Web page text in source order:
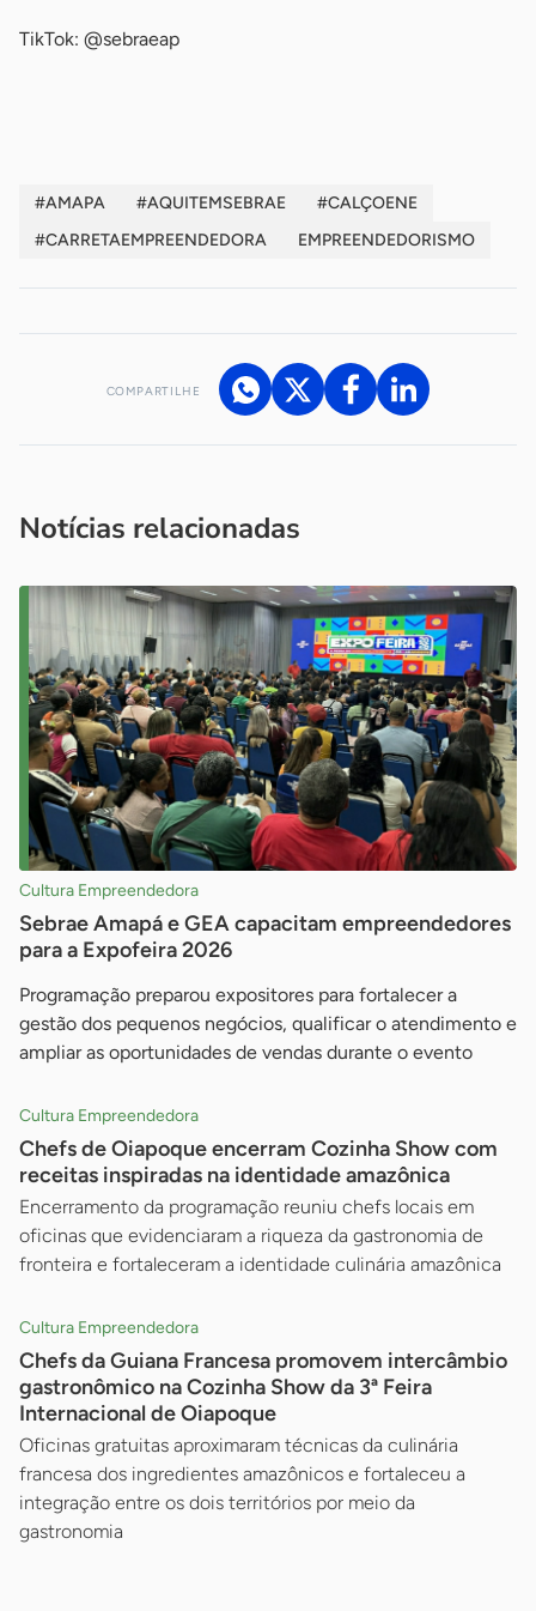
TikTok: @sebraeap
#AMAPA #AQUITEMSEBRAE
#CALÇOENE
#CARRETAEMPREENDEDORA
EMPREENDEDORISMO
COMPARTILHE
Notícias relacionadas
Cultura Empreendedora
Sebrae Amapá e GEA capacitam empreendedores
para a Expofeira 2026
Programação preparou expositores para fortalecer a
gestão dos pequenos negócios, qualificar o atendimento e
ampliar as oportunidades de vendas durante o evento
Cultura Empreendedora
Chefs de Oiapoque encerram Cozinha Show com
receitas inspiradas na identidade amazônica
Encerramento da programação reuniu chefs locais em
oficinas que evidenciaram a riqueza da gastronomia de
fronteira e fortaleceram a identidade culinária amazônica
Cultura Empreendedora
Chefs da Guiana Francesa promovem intercâmbio
gastronômico na Cozinha Show da 3ª Feira
Internacional de Oiapoque
Oficinas gratuitas aproximaram técnicas da culinária
francesa dos ingredientes amazônicos e fortaleceu a
integração entre os dois territórios por meio da
gastronomia